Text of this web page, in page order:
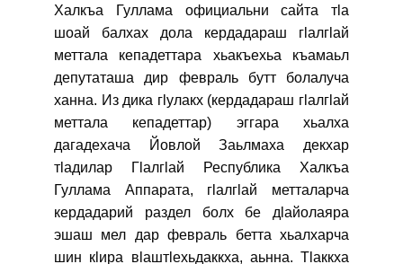
Халкъа Гуллама официальни сайта тӏа
шоай балхах дола кердадараш гӏалгӏай
меттала кепадеттара хьакъехьа къамаьл
депутаташа дир февраль бутт болалуча
ханна. Из дика гӏулакх (кердадараш гӏалгӏай
меттала кепадеттар) эггара хьалха
дагадехача Йовлой Заьлмаха декхар
тӏадилар Гӏалгӏай Республика Халкъа
Гуллама Аппарата, гӏалгӏай метталарча
кердадарий раздел болх бе дӏайолаяра
эшаш мел дар февраль бетта хьалхарча
шин кӏира вӏаштӏехьдаккха, аьнна. Тӏаккха